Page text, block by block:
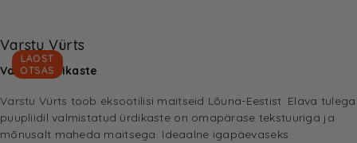
LAOST
OTSAS
Varstu Vürts
Varstu Ürdikaste
Varstu Vürts toob eksootilisi maitseid Lõuna-Eestist. Elava tulega
puupliidil valmistatud ürdikaste on omapärase tekstuuriga ja
mõnusalt maheda maitsega. Ideaalne igapäevaseks